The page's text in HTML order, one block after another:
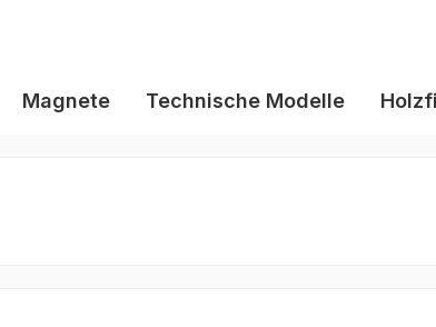
Magnete Technische Modelle